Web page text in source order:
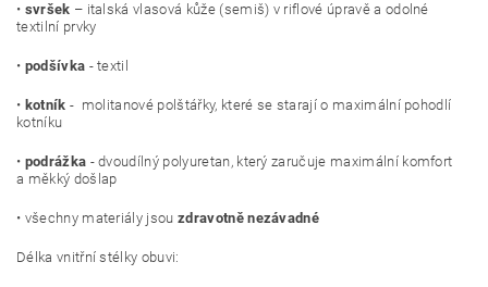
• svršek – italská vlasová kůže (semiš) v riflové úpravě a odolné
textilní prvky
• podšívka - textil
• kotník - molitanové polštářky, které se starají o maximální pohodlí
kotníku
• podrážka - dvoudílný polyuretan, který zaručuje maximální komfort
a měkký došlap
• všechny materiály jsou zdravotně nezávadné
Délka vnitřní stélky obuvi: